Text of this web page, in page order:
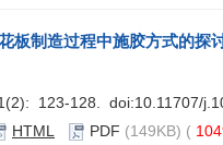
板制造过程中施胶方式的探
123-128. doi:10.11707/
HTML PDF (149KB) (